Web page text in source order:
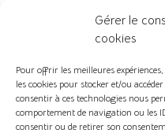
Gérer le
cookies
Pour offrir les meilleures
les cookies pour stocker et/ou
consentir à ces technologies nous
comportement de navigation ou les
consentir ou de retirer son
Flux des publications
Site de WordPress-FR